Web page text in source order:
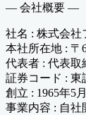
― 会社概要 ―
社名 : 株式会社
本社所在地 :
代表者 : 代表
証券コード : 東
創立 : 1965年5月
事業内容 : 自社